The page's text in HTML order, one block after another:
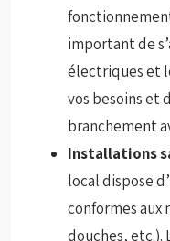
important de
électriques et
vos besoins et
branchement
Installations
local dispose
conformes
douches, etc.).